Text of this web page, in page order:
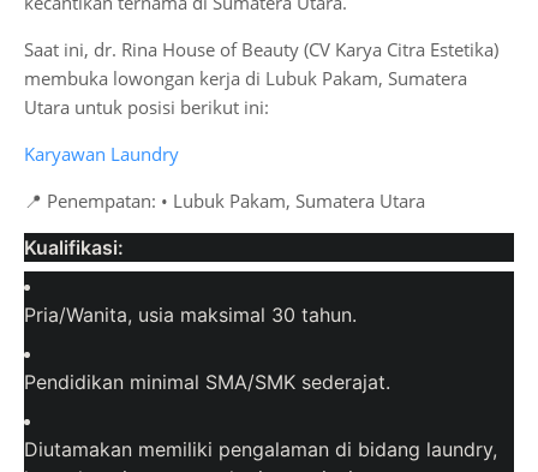
Saat ini, dr. Rina House of Beauty (CV Karya Citra Estetika)
membuka lowongan kerja di Lubuk Pakam, Sumatera
Utara untuk posisi berikut ini:
Karyawan Laundry
📍 Penempatan: • Lubuk Pakam, Sumatera Utara
Kualifikasi:
Pria/Wanita, usia maksimal 30 tahun.
Pendidikan minimal SMA/SMK sederajat.
Diutamakan memiliki pengalaman di bidang laundry,